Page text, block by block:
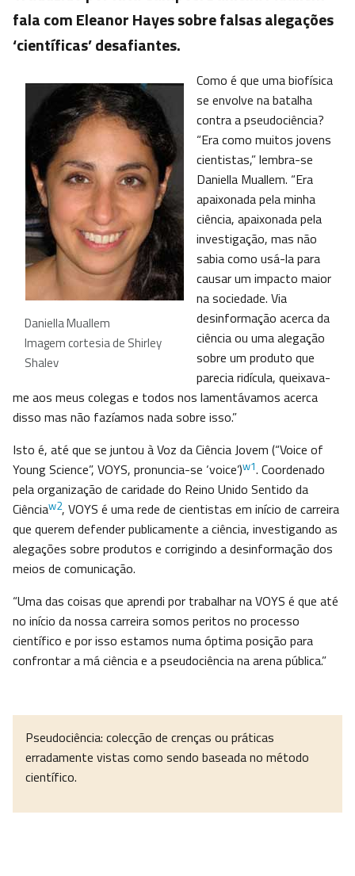
fala com Eleanor Hayes sobre falsas alegações
‘científicas’ desafiantes.
Daniella Muallem
Imagem cortesia de Shirley
Shalev
Como é que uma biofísica
se envolve na batalha
contra a pseudociência?
“Era como muitos jovens
cientistas,” lembra-se
Daniella Muallem. “Era
apaixonada pela minha
ciência, apaixonada pela
investigação, mas não
sabia como usá-la para
causar um impacto maior
na sociedade. Via
desinformação acerca da
ciência ou uma alegação
sobre um produto que
parecia ridícula, queixava-
me aos meus colegas e todos nos lamentávamos acerca
disso mas não fazíamos nada sobre isso.”
Isto é, até que se juntou à Voz da Ciência Jovem (“Voice of
Young Science”, VOYS, pronuncia-se ‘voice’)w1. Coordenado
pela organização de caridade do Reino Unido Sentido da
Ciênciaw2, VOYS é uma rede de cientistas em início de carreira
que querem defender publicamente a ciência, investigando as
alegações sobre produtos e corrigindo a desinformação dos
meios de comunicação.
“Uma das coisas que aprendi por trabalhar na VOYS é que até
no início da nossa carreira somos peritos no processo
científico e por isso estamos numa óptima posição para
confrontar a má ciência e a pseudociência na arena pública.”
Pseudociência: colecção de crenças ou práticas
erradamente vistas como sendo baseada no método
científico.